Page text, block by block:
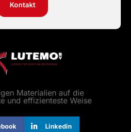
Kontakt
Materialien auf die
und effizienteste Weise
Linkedin